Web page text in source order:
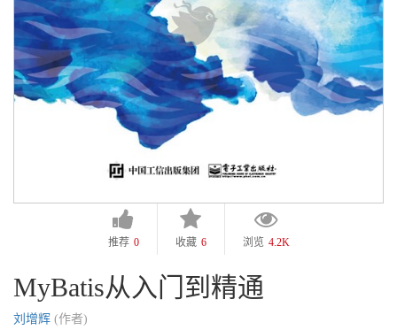
推荐 0 收藏 6 浏览 4.2K
MyBatis从入门到精通
刘增辉 (作者)